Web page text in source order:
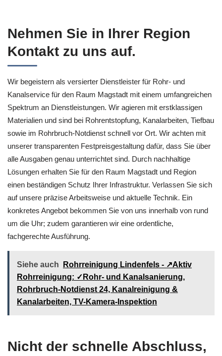
Nehmen Sie in Ihrer Region
Kontakt zu uns auf.
Wir begeistern als versierter Dienstleister für Rohr- und
Kanalservice für den Raum Magstadt mit einem umfangreichen
Spektrum an Dienstleistungen. Wir agieren mit erstklassigen
Materialien und sind bei Rohrentstopfung, Kanalarbeiten, Tiefbau
sowie im Rohrbruch-Notdienst schnell vor Ort. Wir achten mit
unserer transparenten Festpreisgestaltung dafür, dass Sie über
alle Ausgaben genau unterrichtet sind. Durch nachhaltige
Lösungen erhalten Sie für den Raum Magstadt und Region
einen beständigen Schutz Ihrer Infrastruktur. Verlassen Sie sich
auf unsere präzise Arbeitsweise und aktuelle Technik. Ein
konkretes Angebot bekommen Sie von uns innerhalb von rund
um die Uhr; zudem garantieren wir eine ordentliche,
fachgerechte Ausführung.
Siehe auch
Rohrreinigung Lindenfels - ↗️Aktiv
Rohrreinigung: ✓Rohr- und Kanalsanierung,
Rohrbruch-Notdienst 24, Kanalreinigung &
Kanalarbeiten, TV-Kamera-Inspektion
Nicht der schnelle Abschluss,